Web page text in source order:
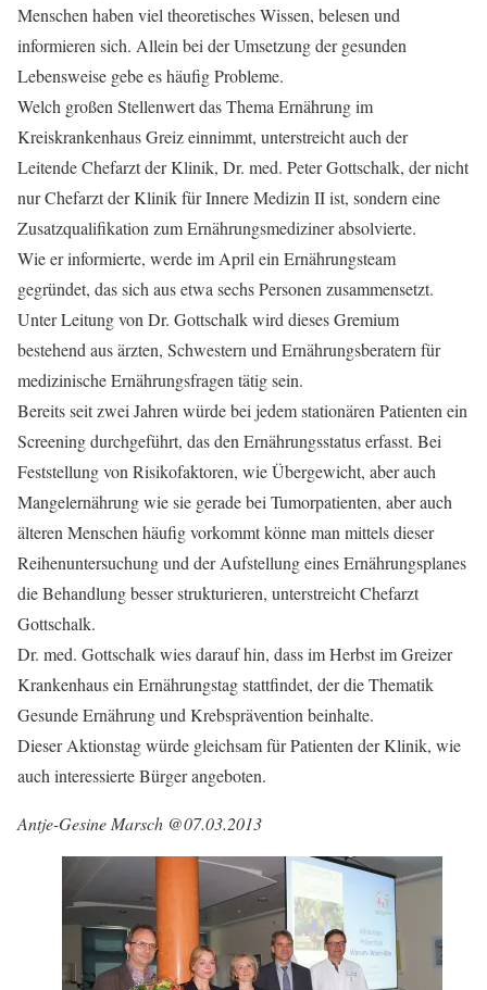
Menschen haben viel theoretisches Wissen, belesen und
informieren sich. Allein bei der Umsetzung der gesunden
Lebensweise gebe es häufig Probleme.
Welch großen Stellenwert das Thema Ernährung im
Kreiskrankenhaus Greiz einnimmt, unterstreicht auch der
Leitende Chefarzt der Klinik, Dr. med. Peter Gottschalk, der nicht
nur Chefarzt der Klinik für Innere Medizin II ist, sondern eine
Zusatzqualifikation zum Ernährungsmediziner absolvierte.
Wie er informierte, werde im April ein Ernährungsteam
gegründet, das sich aus etwa sechs Personen zusammensetzt.
Unter Leitung von Dr. Gottschalk wird dieses Gremium
bestehend aus ärzten, Schwestern und Ernährungsberatern für
medizinische Ernährungsfragen tätig sein.
Bereits seit zwei Jahren würde bei jedem stationären Patienten ein
Screening durchgeführt, das den Ernährungsstatus erfasst. Bei
Feststellung von Risikofaktoren, wie Übergewicht, aber auch
Mangelernährung wie sie gerade bei Tumorpatienten, aber auch
älteren Menschen häufig vorkommt könne man mittels dieser
Reihenuntersuchung und der Aufstellung eines Ernährungsplanes
die Behandlung besser strukturieren, unterstreicht Chefarzt
Gottschalk.
Dr. med. Gottschalk wies darauf hin, dass im Herbst im Greizer
Krankenhaus ein Ernährungstag stattfindet, der die Thematik
Gesunde Ernährung und Krebsprävention beinhalte.
Dieser Aktionstag würde gleichsam für Patienten der Klinik, wie
auch interessierte Bürger angeboten.
Antje-Gesine Marsch @07.03.2013